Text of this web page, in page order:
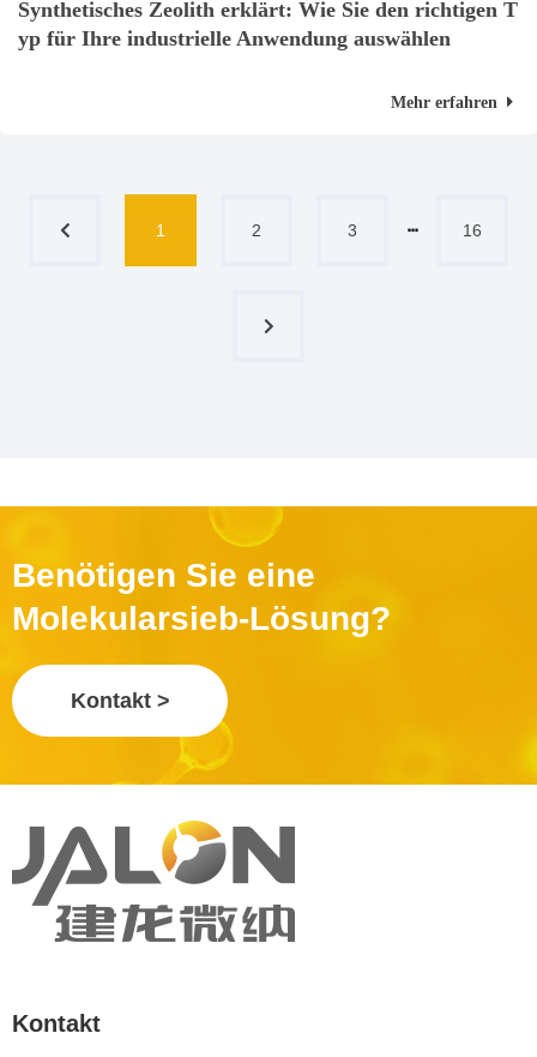
Synthetisches Zeolith erklärt: Wie Sie den richtigen T
yp für Ihre industrielle Anwendung auswählen
Mehr erfahren
1 2 3 ┅ 16
Benötigen Sie eine
Molekularsieb-Lösung?
Kontakt >
Kontakt